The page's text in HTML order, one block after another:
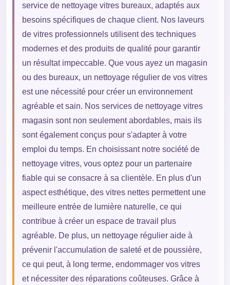
service de nettoyage vitres bureaux, adaptés aux
besoins spécifiques de chaque client. Nos laveurs
de vitres professionnels utilisent des techniques
modernes et des produits de qualité pour garantir
un résultat impeccable. Que vous ayez un magasin
ou des bureaux, un nettoyage régulier de vos vitres
est une nécessité pour créer un environnement
agréable et sain. Nos services de nettoyage vitres
magasin sont non seulement abordables, mais ils
sont également conçus pour s'adapter à votre
emploi du temps. En choisissant notre société de
nettoyage vitres, vous optez pour un partenaire
fiable qui se consacre à sa clientèle. En plus d'un
aspect esthétique, des vitres nettes permettent une
meilleure entrée de lumière naturelle, ce qui
contribue à créer un espace de travail plus
agréable. De plus, un nettoyage régulier aide à
prévenir l'accumulation de saleté et de poussière,
ce qui peut, à long terme, endommager vos vitres
et nécessiter des réparations coûteuses. Grâce à